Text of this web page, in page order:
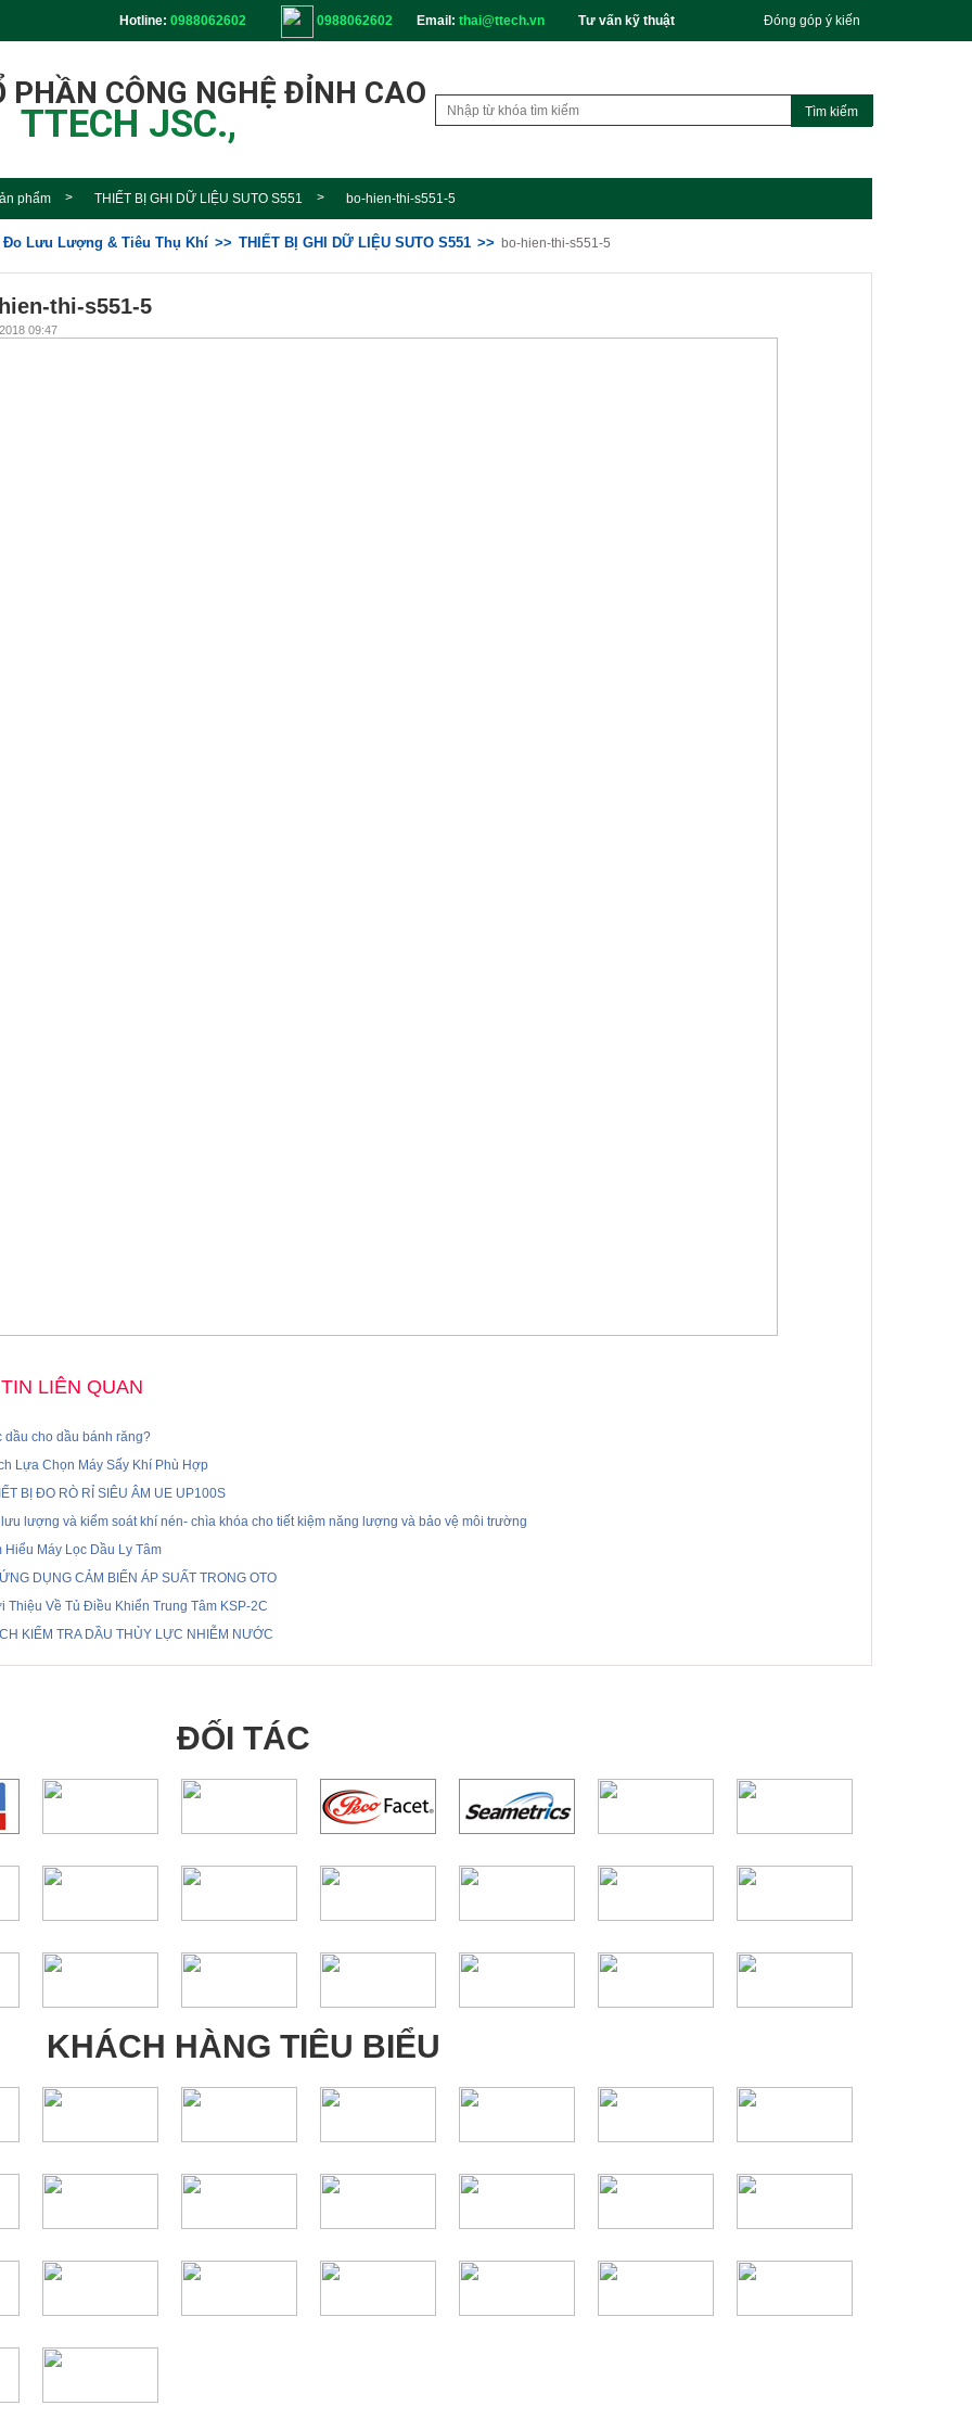
Hotline: 0988062602 0988062602 Email: thai@ttech.vn Tư vấn kỹ thuật Đóng góp ý kiến
PHẦN CÔNG NGHỆ ĐỈNH CAO
TTECH JSC.,
phẩm THIẾT BỊ GHI DỮ LIỆU SUTO S551 bo-hien-thi-s551-5
Đo Lưu Lượng & Tiêu Thụ Khí THIẾT BỊ GHI DỮ LIỆU SUTO S551 bo-hien-thi-s551-5
thi-s551-5
09:47
TIN LIÊN QUAN
dầu cho dầu bánh răng?
Lựa Chọn Máy Sấy Khí Phù Hợp
BỊ ĐO RÒ RỈ SIÊU ÂM UE UP100S
lượng và kiểm soát khí nén- chìa khóa cho tiết kiệm năng lượng và bảo vệ môi trường
Hiểu Máy Lọc Dầu Ly Tâm
DỤNG CẢM BIẾN ÁP SUẤT TRONG OTO
Thiệu Về Tủ Điều Khiển Trung Tâm KSP-2C
KIỂM TRA DẦU THỦY LỰC NHIỄM NƯỚC
ĐỐI TÁC
KHÁCH HÀNG TIÊU BIỂU